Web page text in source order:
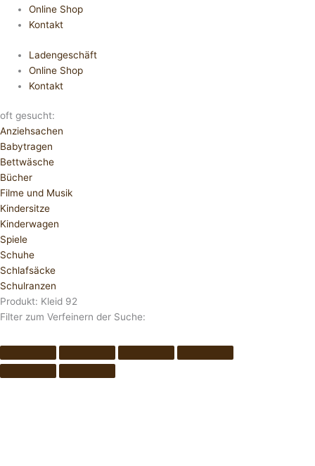
Online Shop
Kontakt
Ladengeschäft
Online Shop
Kontakt
oft gesucht:
Anziehsachen
Babytragen
Bettwäsche
Bücher
Filme und Musik
Kindersitze
Kinderwagen
Spiele
Schuhe
Schlafsäcke
Schulranzen
Produkt: Kleid 92
Filter zum Verfeinern der Suche: